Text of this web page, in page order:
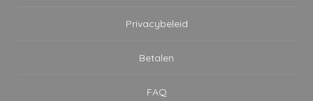
Privacybeleid
Betalen
FAQ